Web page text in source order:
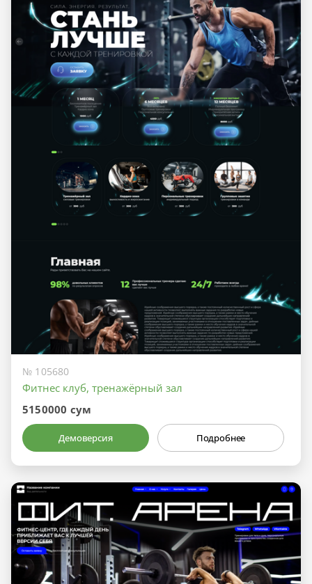
№ 105680
Фитнес клуб, тренажёрный зал
5150000 сум
Демоверсия Подробнее